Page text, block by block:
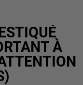
À